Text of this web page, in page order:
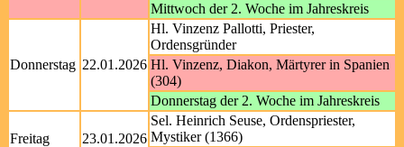
Mittwoch der 2. Woche im Jahreskreis
Donnerstag 22.01.2026
Hl. Vinzenz Pallotti, Priester,
Ordensgründer
Hl. Vinzenz, Diakon, Märtyrer in Spanien
(304)
Donnerstag der 2. Woche im Jahreskreis
Freitag 23.01.2026
Sel. Heinrich Seuse, Ordenspriester,
Mystiker (1366)